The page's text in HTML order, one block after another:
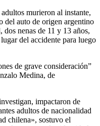
murieron al instante,
del auto de origen argentino
dos nenas de 11 y 13 años,
del accidente para luego
de grave consideración”
Medina, de
impactaron de
adultos de nacionalidad
chilena», sostuvo el